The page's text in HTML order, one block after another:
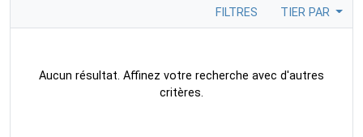
FILTRES TIER PAR
Aucun résultat. Affinez votre recherche avec d'autres
critères.